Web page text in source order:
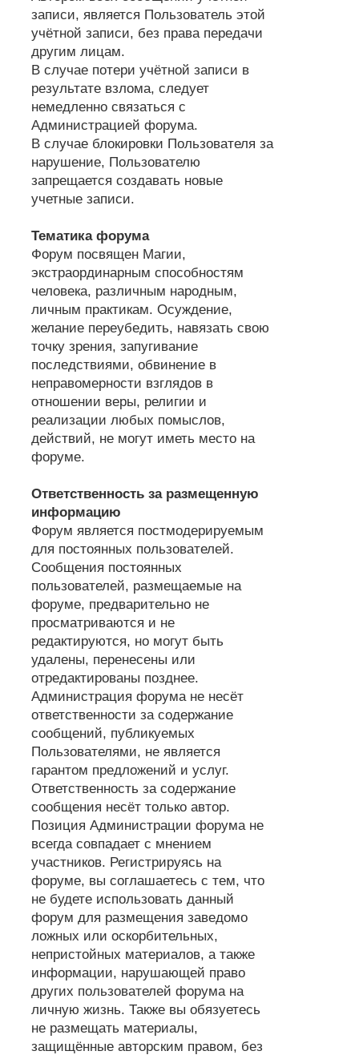
записи, является Пользователь этой
учётной записи, без права передачи
другим лицам.
В случае потери учётной записи в
результате взлома, следует
немедленно связаться с
Администрацией форума.
В случае блокировки Пользователя за
нарушение, Пользователю
запрещается создавать новые
учетные записи.
Тематика форума
Форум посвящен Магии,
экстраординарным способностям
человека, различным народным,
личным практикам. Осуждение,
желание переубедить, навязать свою
точку зрения, запугивание
последствиями, обвинение в
неправомерности взглядов в
отношении веры, религии и
реализации любых помыслов,
действий, не могут иметь место на
форуме.
Ответственность за размещенную
информацию
Форум является постмодерируемым
для постоянных пользователей.
Сообщения постоянных
пользователей, размещаемые на
форуме, предварительно не
просматриваются и не
редактируются, но могут быть
удалены, перенесены или
отредактированы позднее.
Администрация форума не несёт
ответственности за содержание
сообщений, публикуемых
Пользователями, не является
гарантом предложений и услуг.
Ответственность за содержание
сообщения несёт только автор.
Позиция Администрации форума не
всегда совпадает с мнением
участников. Регистрируясь на
форуме, вы соглашаетесь с тем, что
не будете использовать данный
форум для размещения заведомо
ложных или оскорбительных,
непристойных материалов, а также
информации, нарушающей право
других пользователей форума на
личную жизнь. Также вы обязуетесь
не размещать материалы,
защищённые авторским правом, без